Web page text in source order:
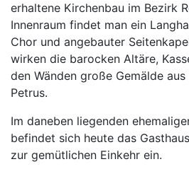
erhaltene Kirchenbau im Bezirk
Innenraum findet man ein
Chor und angebauter
wirken die barocken Altäre,
den Wänden große Gemälde
Petrus.
Im daneben liegenden
befindet sich heute das
zur gemütlichen Einkehr ein.